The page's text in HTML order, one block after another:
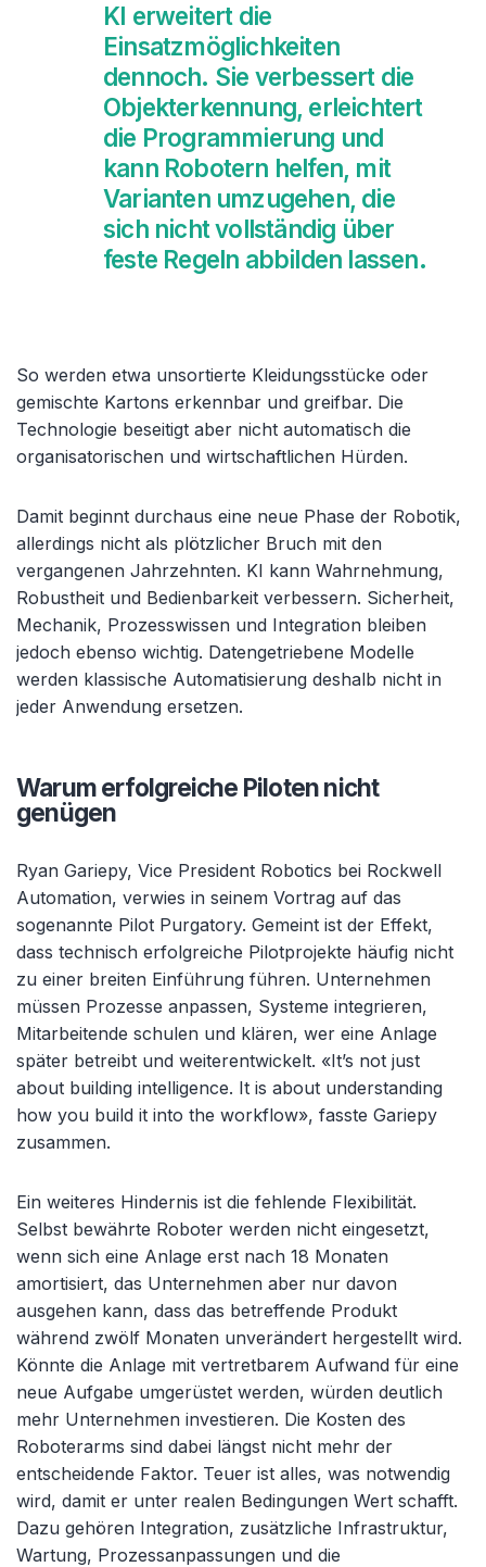
KI erweitert die
Einsatzmöglichkeiten
dennoch. Sie verbessert die
Objekterkennung, erleichtert
die Programmierung und
kann Robotern helfen, mit
Varianten umzugehen, die
sich nicht vollständig über
feste Regeln abbilden lassen.
So werden etwa unsortierte Kleidungsstücke oder
gemischte Kartons erkennbar und greifbar. Die
Technologie beseitigt aber nicht automatisch die
organisatorischen und wirtschaftlichen Hürden.
Damit beginnt durchaus eine neue Phase der Robotik,
allerdings nicht als plötzlicher Bruch mit den
vergangenen Jahrzehnten. KI kann Wahrnehmung,
Robustheit und Bedienbarkeit verbessern. Sicherheit,
Mechanik, Prozesswissen und Integration bleiben
jedoch ebenso wichtig. Datengetriebene Modelle
werden klassische Automatisierung deshalb nicht in
jeder Anwendung ersetzen.
Warum erfolgreiche Piloten nicht
genügen
Ryan Gariepy, Vice President Robotics bei Rockwell
Automation, verwies in seinem Vortrag auf das
sogenannte Pilot Purgatory. Gemeint ist der Effekt,
dass technisch erfolgreiche Pilotprojekte häufig nicht
zu einer breiten Einführung führen. Unternehmen
müssen Prozesse anpassen, Systeme integrieren,
Mitarbeitende schulen und klären, wer eine Anlage
später betreibt und weiterentwickelt. «It’s not just
about building intelligence. It is about understanding
how you build it into the workflow», fasste Gariepy
zusammen.
Ein weiteres Hindernis ist die fehlende Flexibilität.
Selbst bewährte Roboter werden nicht eingesetzt,
wenn sich eine Anlage erst nach 18 Monaten
amortisiert, das Unternehmen aber nur davon
ausgehen kann, dass das betreffende Produkt
während zwölf Monaten unverändert hergestellt wird.
Könnte die Anlage mit vertretbarem Aufwand für eine
neue Aufgabe umgerüstet werden, würden deutlich
mehr Unternehmen investieren. Die Kosten des
Roboterarms sind dabei längst nicht mehr der
entscheidende Faktor. Teuer ist alles, was notwendig
wird, damit er unter realen Bedingungen Wert schafft.
Dazu gehören Integration, zusätzliche Infrastruktur,
Wartung, Prozessanpassungen und die